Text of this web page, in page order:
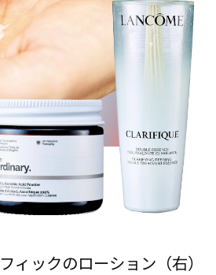
ィックのローション（右）